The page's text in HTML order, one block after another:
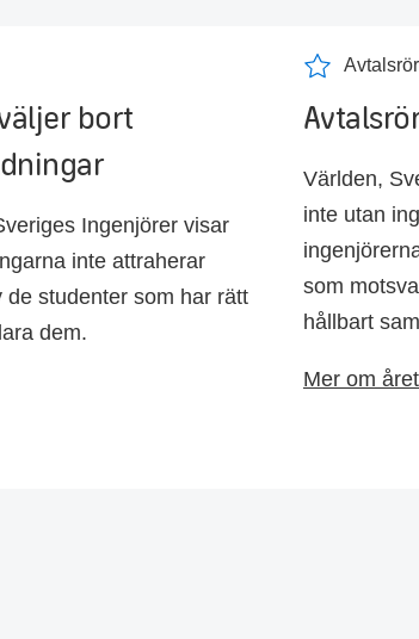
bort
Ingenjörer visar
inte attraherar
studenter som har rätt
dem.
Världen,
inte utan
som
hållbart
Mer om